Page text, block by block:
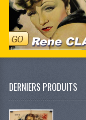
DERNIERS PRODUITS